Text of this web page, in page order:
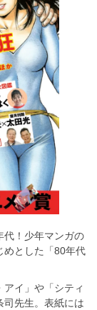
代！少年マンガの
めとした「80年代
イ」や「シティ
司先生。表紙には